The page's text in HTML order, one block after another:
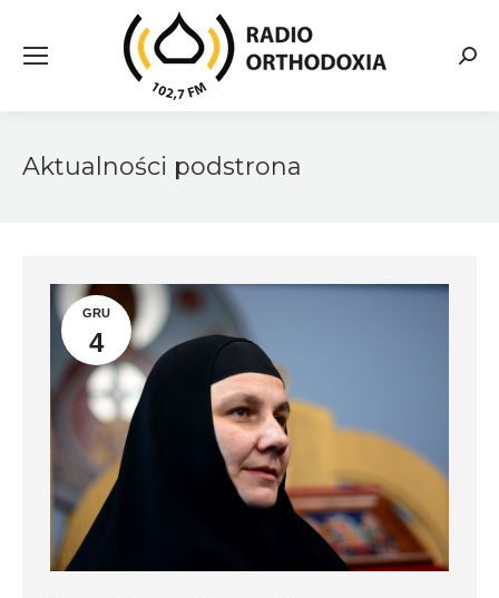
Aktualności podstrona
GRU
4